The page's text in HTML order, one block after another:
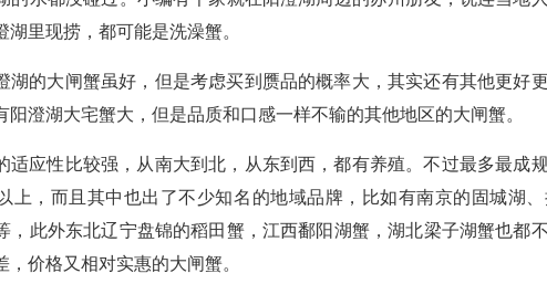
湖里现捞，都可能是洗澡蟹。
湖的大闸蟹虽好，但是考虑买到赝品的概率大，其实还有其他更好
阳澄湖大宅蟹大，但是品质和口感一样不输的其他地区的大闸蟹。
适应性比较强，从南大到北，从东到西，都有养殖。不过最多最成
上，而且其中也出了不少知名的地域品牌，比如有南京的固城湖
，此外东北辽宁盘锦的稻田蟹，江西鄱阳湖蟹，湖北梁子湖蟹也都
，价格又相对实惠的大闸蟹。